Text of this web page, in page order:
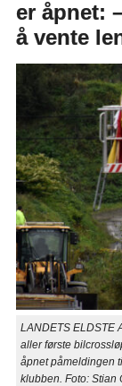
er åpnet:
å vente
LANDETS ELDSTE
aller første
åpnet påmeldingen
klubben. Foto: Stian